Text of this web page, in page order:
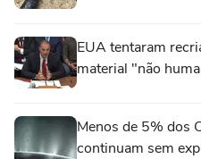
EUA tentaram
material "não
Menos de 5% dos
continuam sem